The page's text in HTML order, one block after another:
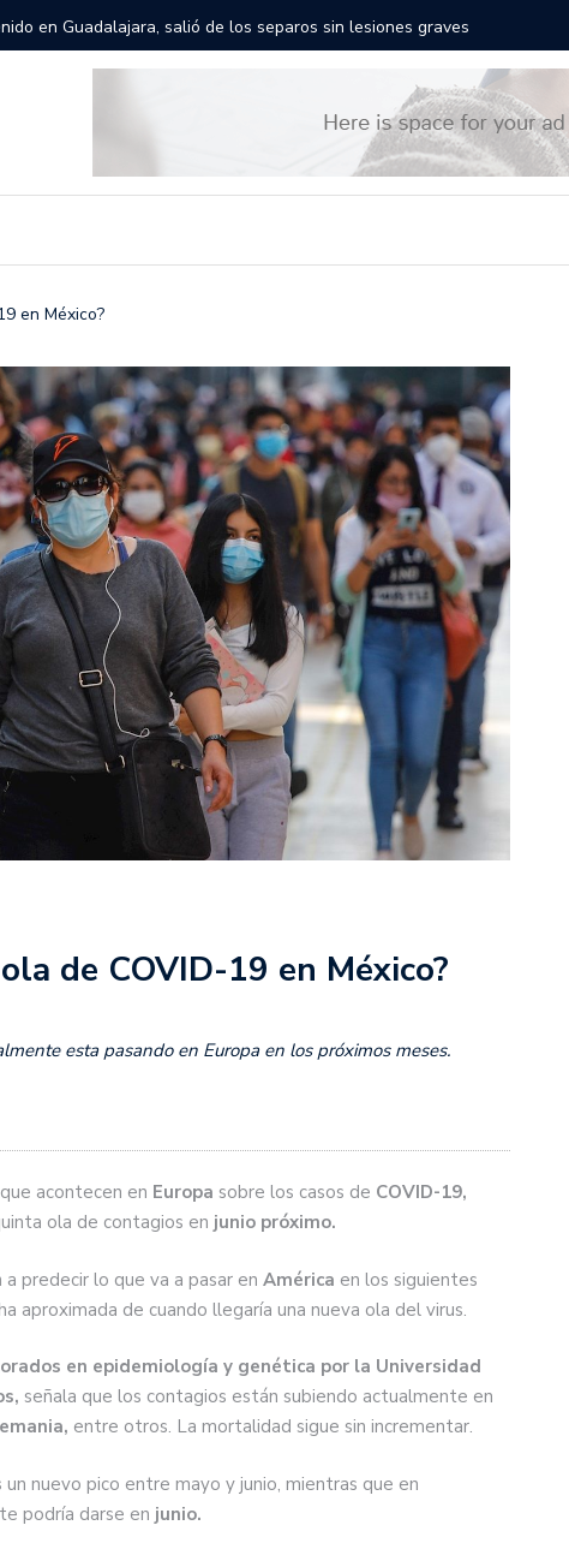
las calles de Guadalajara: aparta la fecha Todo
en México?
de COVID-19 en México?
esta pasando en Europa en los próximos meses.
acontecen en Europa sobre los casos de COVID-19,
ola de contagios en junio próximo.
a predecir lo que va a pasar en América en los siguientes
aproximada de cuando llegaría una nueva ola del virus.
en epidemiología y genética por la Universidad
señala que los contagios están subiendo actualmente en
entre otros. La mortalidad sigue sin incrementar.
un nuevo pico entre mayo y junio, mientras que en
podría darse en junio.